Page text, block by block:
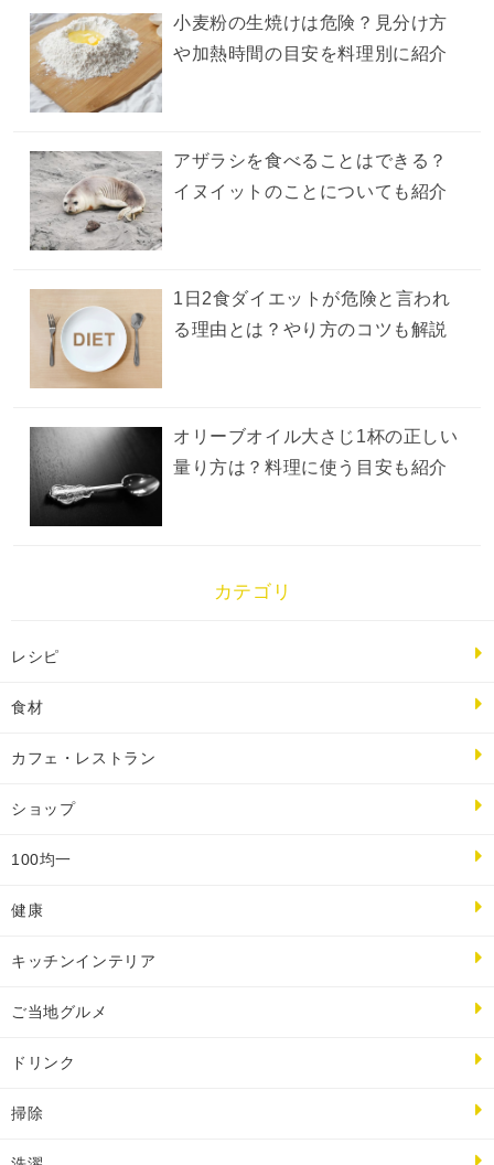
小麦粉の生焼けは危険？見分け方
や加熱時間の目安を料理別に紹介
アザラシを食べることはできる？
イヌイットのことについても紹介
1日2食ダイエットが危険と言われ
る理由とは？やり方のコツも解説
オリーブオイル大さじ1杯の正しい
量り方は？料理に使う目安も紹介
カテゴリ
レシピ
食材
カフェ・レストラン
ショップ
100均一
健康
キッチンインテリア
ご当地グルメ
ドリンク
掃除